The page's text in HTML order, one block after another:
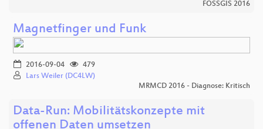
FOSSGIS 2016
Magnetfinger und Funk
2016-09-04
479
Lars Weiler (DC4LW)
MRMCD 2016 - Diagnose: Kritisch
Data-Run: Mobilitätskonzepte mit
offenen Daten umsetzen